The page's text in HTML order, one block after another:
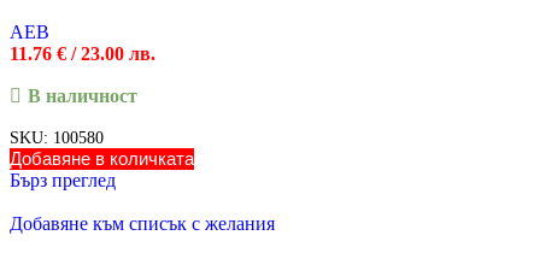
AEB
11.76 € / 23.00 лв.
В наличност
SKU: 100580
Добавяне в количката
Бърз преглед
Добавяне към списък с желания